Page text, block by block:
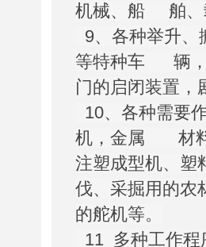
机械、船 舶、
9、各种举升、
等特种车 辆，
门的启闭装置
10、各种需要
机，金属 材料
注塑成型机、
伐、采掘用的
的舵机等。
11 多种工作程